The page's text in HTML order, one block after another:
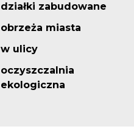
działki zabudowane
obrzeża miasta
w ulicy
oczyszczalnia
ekologiczna